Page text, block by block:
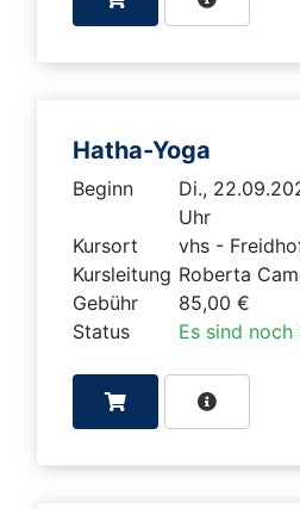
Hatha-Yoga
Beginn
Di.,
Uhr
Kursort
vhs -
Kursleitung Roberta
Gebühr
85,00 €
Status
Es sind